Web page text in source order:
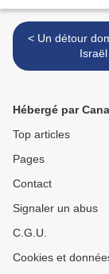
< Un détour dominical par
Israël
Hébergé par
Top articles
Pages
Contact
Signaler un abus
C.G.U.
Cookies et